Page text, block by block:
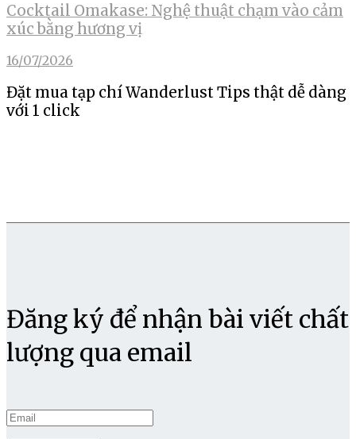
Cocktail Omakase: Nghệ thuật chạm vào cảm
xúc bằng hương vị
16/07/2026
Đặt mua tạp chí Wanderlust Tips thật dễ dàng
với 1 click
Đăng ký để nhận bài viết chất
lượng qua email